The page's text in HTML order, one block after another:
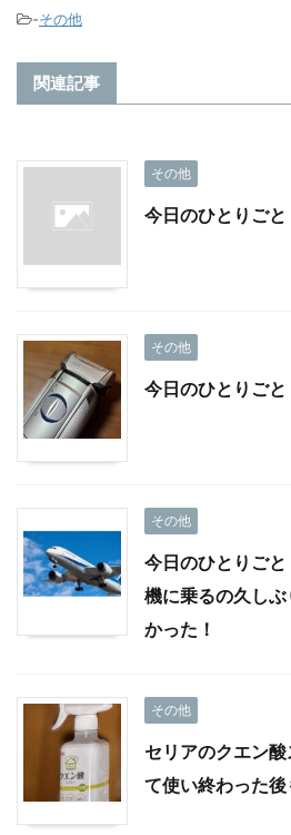
-その他
関連記事
その他
今日のひとりご
その他
今日のひとりご
その他
今日のひとりご
機に乗るの久し
かった！
その他
セリアのクエン
て使い終わった後